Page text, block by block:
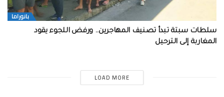
بانوراما
سلطات سبتة تبدأ تصنيف المهاجرين.. ورفض اللجوء يقود
المغاربة إلى الترحيل
LOAD MORE